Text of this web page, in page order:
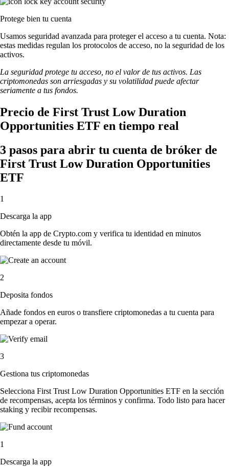
Protege bien tu cuenta
Usamos seguridad avanzada para proteger el acceso a tu cuenta. Nota:
estas medidas regulan los protocolos de acceso, no la seguridad de los
activos.
La seguridad protege tu acceso, no el valor de tus activos. Las
criptomonedas son arriesgadas y su volatilidad puede afectar
seriamente a tus fondos.
Precio de First Trust Low Duration
Opportunities ETF en tiempo real
3 pasos para abrir tu cuenta de bróker de
First Trust Low Duration Opportunities
ETF
1
Descarga la app
Obtén la app de Crypto.com y verifica tu identidad en minutos
directamente desde tu móvil.
2
Deposita fondos
Añade fondos en euros o transfiere criptomonedas a tu cuenta para
empezar a operar.
3
Gestiona tus criptomonedas
Selecciona First Trust Low Duration Opportunities ETF en la sección
de recompensas, acepta los términos y confirma. Todo listo para hacer
staking y recibir recompensas.
1
Descarga la app